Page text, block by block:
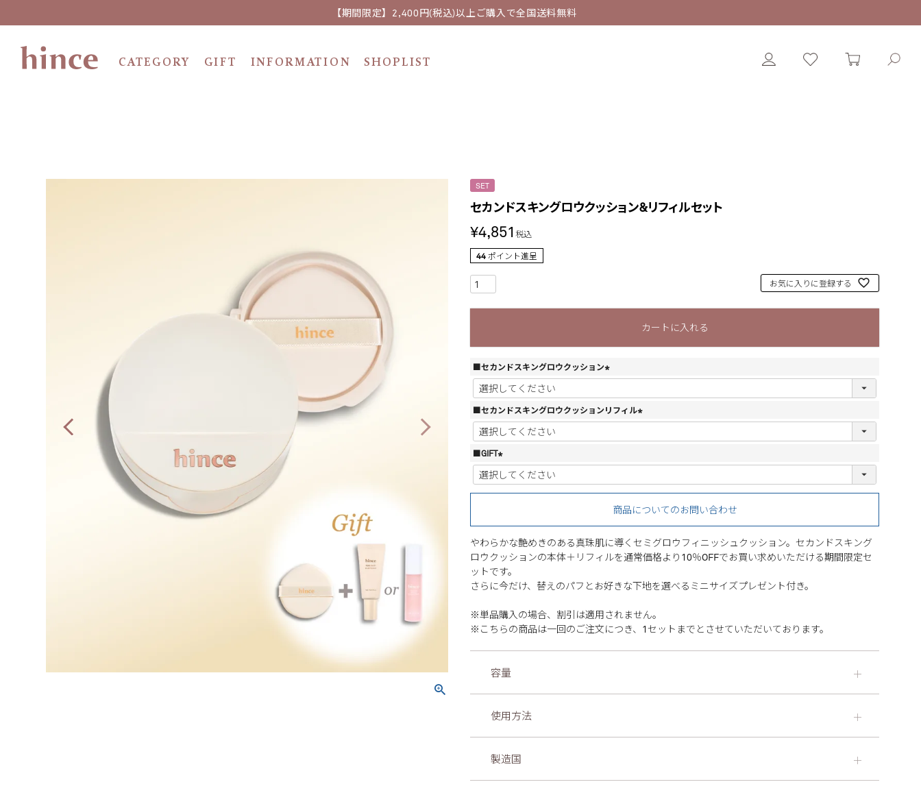
【期間限定】2,400円(税込)以上ご購入で全国送料無料
CATEGORY GIFT INFORMATION SHOPLIST
SET
セカンドスキングロウクッション&リフィルセット
¥4,851 税込
44 ポイント進呈
お気に入りに登録する
カートに入れる
■セカンドスキングロウクッション
(
須
)
■セカンドスキングロウクッションリフィル
(
)
■GIFT
(
必
須
商品についてのお問い合わせ
やわらかな艶めきのある真珠肌に導くセミグロウフィニッシュクッション。セカンドスキング
ロウクッションの本体＋リフィルを通常価格より10％OFFでお買い求めいただける期間限定セ
ットです。
さらに今だけ、替えのパフとお好きな下地を選べるミニサイズプレゼント付き。
※単品購入の場合、割引は適用されません。
※こちらの商品は一回のご注文につき、1セットまでとさせていただいております。
容量 ＋
使用方法 ＋
製造国 ＋